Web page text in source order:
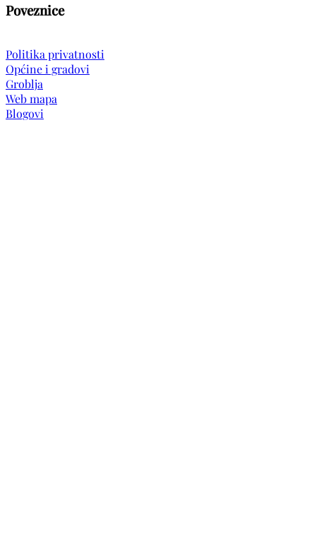
Poveznice
Politika privatnosti
Općine i gradovi
Groblja
Web mapa
Blogovi